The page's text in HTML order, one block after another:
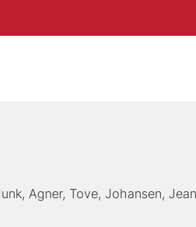
Agner, Tove Johansen,